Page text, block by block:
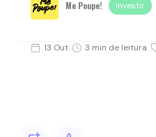
Me Poupe! Investir
13 Out 3 min de leitura